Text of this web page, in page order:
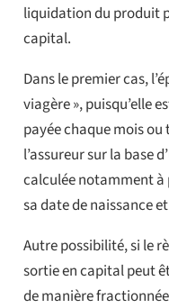
liquidation du produit
capital.
Dans le premier cas,
viagère », puisqu’elle
payée chaque mois
l’assureur sur la base
calculée notamment à
sa date de naissance
Autre possibilité, si le
sortie en capital peut
de manière